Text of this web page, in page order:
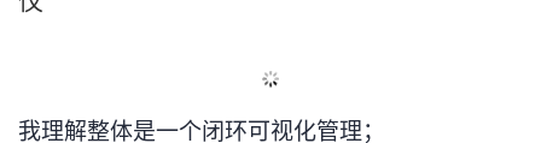
我理解整体是一个闭环可视化管理；